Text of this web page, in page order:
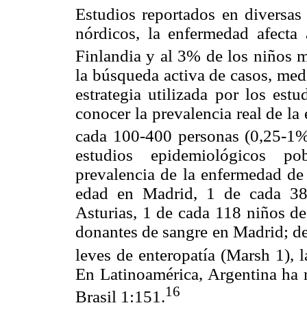
Estudios reportados en
nórdicos, la enfermedad
Finlandia y al 3% de los niños
la búsqueda activa de casos,
estrategia utilizada por los
conocer la prevalencia real de
cada 100-400 personas (0,25-
estudios epidemiológicos
prevalencia de la enfermedad
edad en Madrid, 1 de cada
Asturias, 1 de cada 118 niños
donantes de sangre en Madrid;
leves de enteropatía (Marsh 1),
En Latinoamérica, Argentina
Brasil 1:151.16